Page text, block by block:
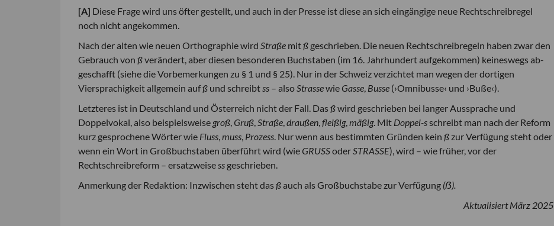
[A] Diese Frage wird uns öfter gestellt, und auch in der Pres­se ist diese an sich eingängige neue Recht­schreibregel
noch nicht angekommen.
Nach der alten wie neuen Ortho­graphie wird Straße mitß geschrieben. Die neuen Rechtschreibregeln haben zwar den
Gebrauch von ßverändert, aber diesen besonderen Buchsta­ben (im 16. Jahrhundert aufgekommen) kei­nes­wegs ab­
geschafft (siehe die Vorbemerkungen zu § 1 und § 25). Nur in der Schweiz verzichtet man wegen der dortigen
Viersprachigkeit allgemein aufß und schreibtss – alsoStrassewie Gasse, Busse (›Omnibusse‹ und ›Buße‹).
Letzteres ist in Deutschland und Österreich nicht der Fall. Dasßwird geschrieben bei langer Aussprache und
Doppelvokal, also beispielsweise groß, Gruß,Straße,draußen,fleißig,mäßig. Mit Doppel-sschreibt man nach der Reform
kurz gesprochene Wörter wie Fluss,muss, Prozess. Nur wenn aus bestimmten Gründen kein ßzur Verfügung steht oder
wenn ein Wort in Großbuchstaben überführt wird (wie GRUSSoderSTRASSE), wird – wie früher, vor der
Rechtschreibreform – er­satzweisess geschrieben.
Anmerkung der Redaktion: Inzwischen steht dasßauch als Großbuchstabe zur Verfügung (ẞ).
Aktualisiert März 2025